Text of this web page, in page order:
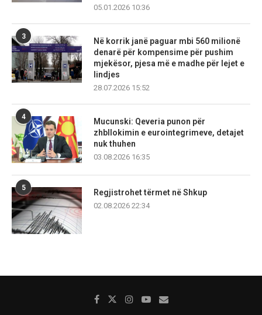
05.01.2026 10:36
3
Në korrik janë paguar mbi 560 milionë
denarë për kompensime për pushim
mjekësor, pjesa më e madhe për lejet e
lindjes
28.07.2026 15:52
4
Mucunski: Qeveria punon për
zhbllokimin e eurointegrimeve, detajet
nuk thuhen
03.08.2026 16:35
5
Regjistrohet tërmet në Shkup
02.08.2026 22:34